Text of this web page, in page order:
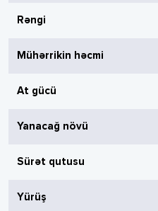
Rəngi
Mühərrikin həcmi
At gücü
Yanacağ növü
Sürət qutusu
Yürüş